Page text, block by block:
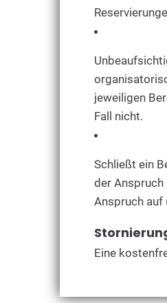
jeweiligen
Fall nicht.
Schließt ein
der Anspruch
Anspruch auf
Eine